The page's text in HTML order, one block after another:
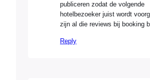
publiceren zodat de volgende
hotelbezoeker juist wordt
zijn al die reviews bij booking
Reply